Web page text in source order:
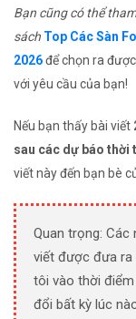
Bạn cũng có thể
sách Top Các Sàn
2026để chọn ra
với yêu cầu của bạn!
Nếu bạn thấy bài viết
sau các dự báo thời
viết này đến bạn bè
Quan trọng: Các
viết được đưa ra
tôi vào thời
đổi bất kỳ lúc